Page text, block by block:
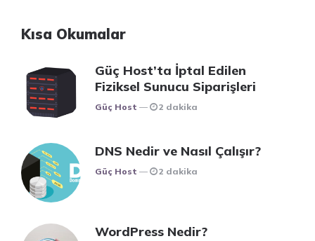
Kısa Okumalar
Güç Host’ta İptal Edilen
Fiziksel Sunucu Siparişleri
Posted
Güç Host 2 dakika
DNS Nedir ve Nasıl Çalışır?
Posted
Güç Host 2 dakika
WordPress Nedir?